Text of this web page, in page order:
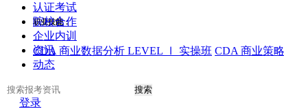
职业技能：
CDA 商业数据分析 LEVEL Ⅰ 实操班 CDA 商业策
认证考试
院校合作
企业内训
资讯
动态
搜索
登录